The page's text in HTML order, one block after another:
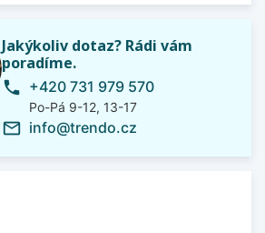
Jakýkoliv dotaz? Rádi vám
poradíme.
phone +420 731 979 570
Po-Pá 9-12, 13-17
mail_outline info@trendo.cz